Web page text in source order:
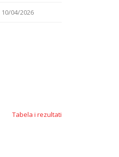
10/04/2026
Tabela i rezultati